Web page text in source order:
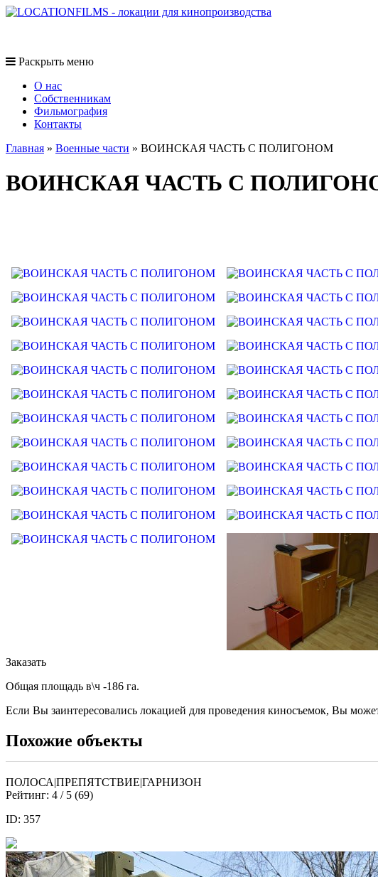
Раскрыть меню
O нас
Собственникам
Фильмография
Контакты
Главная » Военные части » ВОИНСКАЯ ЧАСТЬ С ПОЛИГОНОМ
ВОИНСКАЯ ЧАСТЬ С
Заказать
Общая площадь в\ч -186 га.
Если Вы заинтересовались локацией для проведения киносъемок, Вы
Похожие объекты
ПОЛОСА|ПРЕПЯТСТВИЕ|ГАРНИЗОН
Рейтинг: 4 / 5 (69)
ID: 357